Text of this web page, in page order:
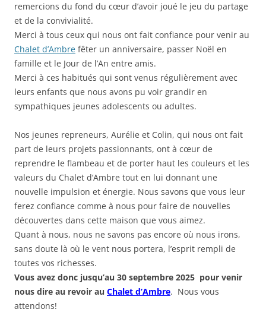
remercions du fond du cœur d’avoir joué le jeu du partage
et de la convivialité.
Merci à tous ceux qui nous ont fait confiance pour venir au
Chalet d’Ambre fêter un anniversaire, passer Noël en
famille et le Jour de l’An entre amis.
Merci à ces habitués qui sont venus régulièrement avec
leurs enfants que nous avons pu voir grandir en
sympathiques jeunes adolescents ou adultes.
Nos jeunes repreneurs, Aurélie et Colin, qui nous ont fait
part de leurs projets passionnants, ont à cœur de
reprendre le flambeau et de porter haut les couleurs et les
valeurs du Chalet d’Ambre tout en lui donnant une
nouvelle impulsion et énergie. Nous savons que vous leur
ferez confiance comme à nous pour faire de nouvelles
découvertes dans cette maison que vous aimez.
Quant à nous, nous ne savons pas encore où nous irons,
sans doute là où le vent nous portera, l’esprit rempli de
toutes vos richesses.
Vous avez donc jusqu’au 30 septembre 2025 pour venir
nous dire au revoir au Chalet d’Ambre. Nous vous
attendons!